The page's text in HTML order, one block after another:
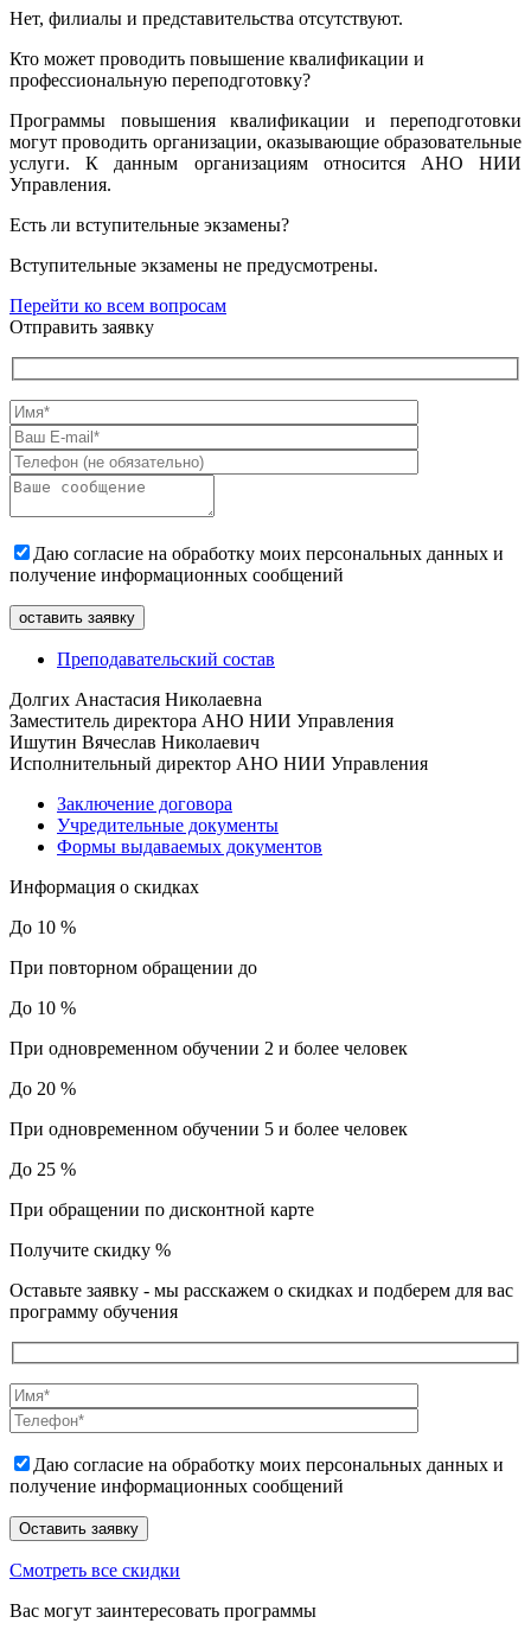
Нет, филиалы и представительства отсутствуют.
Кто может проводить повышение квалификации и
профессиональную переподготовку?
Программы повышения квалификации и переподготовки
могут проводить организации, оказывающие образовательные
услуги. К данным организациям относится АНО НИИ
Управления.
Есть ли вступительные экзамены?
Вступительные экзамены не предусмотрены.
Перейти ко всем вопросам
Отправить заявку
Даю согласие на обработку моих персональных данных и
получение информационных сообщений
Преподавательский состав
Долгих Анастасия Николаевна
Заместитель директора АНО НИИ Управления
Ишутин Вячеслав Николаевич
Исполнительный директор АНО НИИ Управления
Заключение договора
Учредительные документы
Формы выдаваемых документов
Информация о скидках
До 10 %
При повторном обращении до
До 10 %
При одновременном обучении 2 и более человек
До 20 %
При одновременном обучении 5 и более человек
До 25 %
При обращении по дисконтной карте
Получите скидку %
Оставьте заявку - мы расскажем о скидках и подберем для вас
программу обучения
Даю согласие на обработку моих персональных данных и
получение информационных сообщений
Смотреть все скидки
Вас могут заинтересовать программы